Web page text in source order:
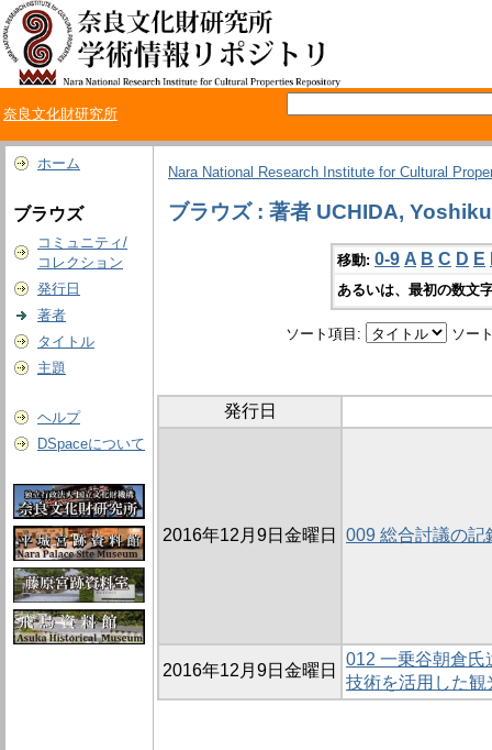
奈良文化財研究所
ホーム
ブラウズ
コミュニティ/
コレクション
発行日
著者
タイトル
主題
ヘルプ
DSpaceについて
Nara National Research Institute for Cultural
ブラウズ : 著者 UCHIDA,
移動: 0-9 A B C D E
あるいは、最初の数文
ソート項目: ソー
発行日
2016年12月9日金曜日 009 総合討議の記
2016年12月9日金曜日
012 一乗谷朝倉
技術を活用した